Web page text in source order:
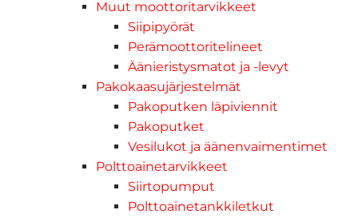
Muut moottoritarvikkeet
Siipipyörät
Perämoottoritelineet
Äänieristysmatot ja -levyt
Pakokaasujärjestelmät
Pakoputken läpiviennit
Pakoputket
Vesilukot ja äänenvaimentimet
Polttoainetarvikkeet
Siirtopumput
Polttoainetankkiletkut